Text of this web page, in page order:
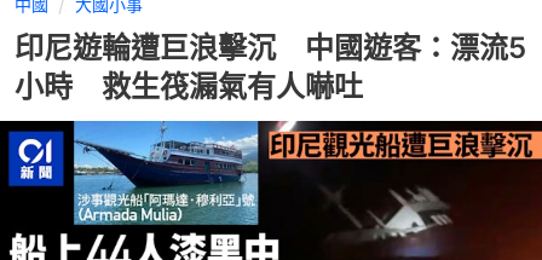
印尼遊輪遭巨浪擊沉 中國遊客：漂流5
小時 救生筏漏氣有人嚇吐